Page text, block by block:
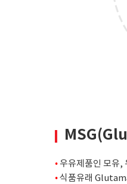
•우유제품인 모유,
•식품유래